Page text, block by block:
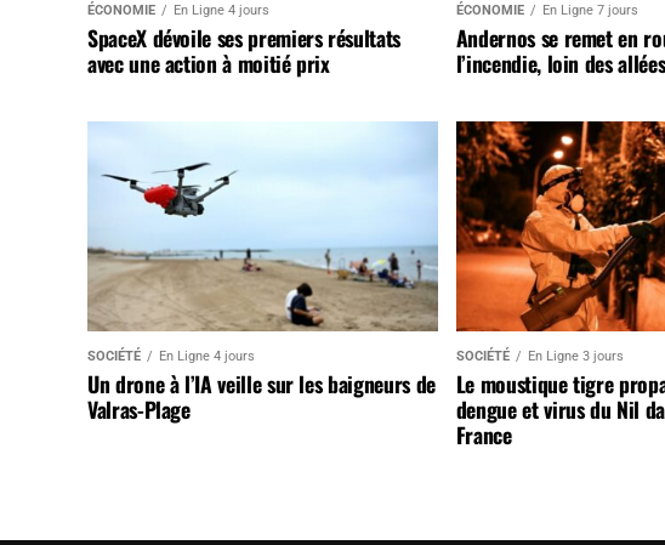
ÉCONOMIE En Ligne 4 jours
SpaceX dévoile ses premiers résultats
avec une action à moitié prix
ÉCONOMIE En Ligne 7 jours
Andernos se remet en
l’incendie, loin des
SOCIÉTÉ En Ligne 4 jours
Un drone à l’IA veille sur les baigneurs de
Valras-Plage
SOCIÉTÉ En Ligne 3 jours
Le moustique tigre
dengue et virus du Nil
France